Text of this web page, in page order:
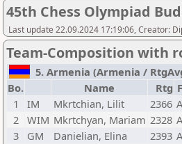
45th Chess Olympiad
Last update 22.09.2024 17:19:06, Creator:
Team-Composition with
5. Armenia (Armenia /
Bo.
Name Rtg
1
IM Mkrtchian, Lilit 2366
2 WIM Mkrtchyan, Mariam 2328
3
GM Danielian, Elina 2393